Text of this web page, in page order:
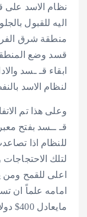
نظام الاسد على
اليه للقبول
منطقة شرق
قسد وضع
ابقاء قـ ـسد
لنظام الاسد
وعلى هذا تم
قـ ــسد بفتح
للنظام اذا
لتلك
اعلى للقمح ومن